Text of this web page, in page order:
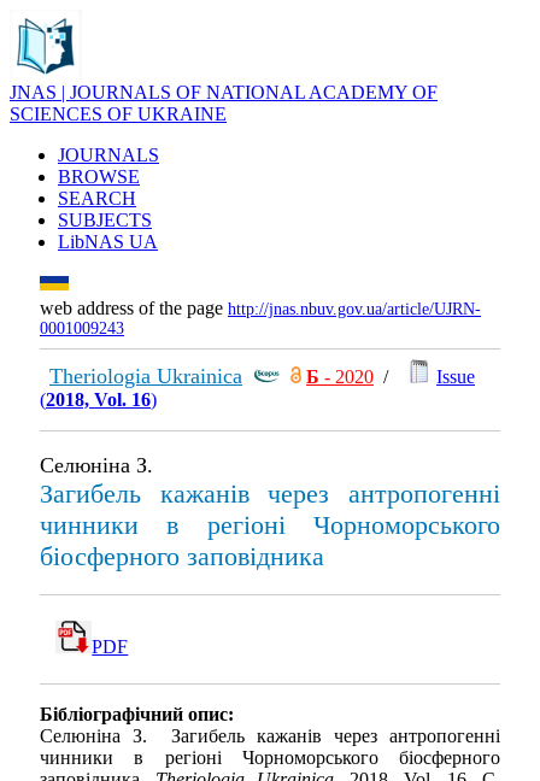
JNAS | JOURNALS OF NATIONAL ACADEMY OF
SCIENCES OF UKRAINE
JOURNALS
BROWSE
SEARCH
SUBJECTS
LibNAS UA
web address of the page http://jnas.nbuv.gov.ua/article/UJRN-
0001009243
Theriologia Ukrainica Б - 2020 /
Issue
(2018, Vol. 16)
Селюніна З.
Загибель кажанів через антропогенні
чинники в регіоні Чорноморського
біосферного заповідника
PDF
Бібліографічний опис:
Селюніна З. Загибель кажанів через антропогенні
чинники в регіоні Чорноморського біосферного